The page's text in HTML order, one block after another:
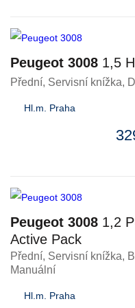
Peugeot 3008 1,5
Přední, Servisní knížka,
Hl.m. Praha
Peugeot 3008 1,2
Active Pack
Přední, Servisní knížka,
Manuální
Hl.m. Praha